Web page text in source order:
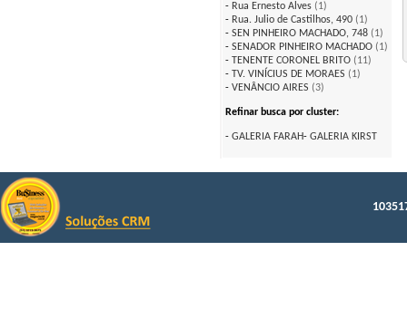
- Rua Ernesto Alves (1)
- Rua. Julio de Castilhos, 490 (1)
- SEN PINHEIRO MACHADO, 748 (1)
- SENADOR PINHEIRO MACHADO (1)
- TENENTE CORONEL BRITO (11)
- TV. VINÍCIUS DE MORAES (1)
- VENÂNCIO AIRES (3)
Refinar busca por cluster:
- GALERIA FARAH- GALERIA KIRST